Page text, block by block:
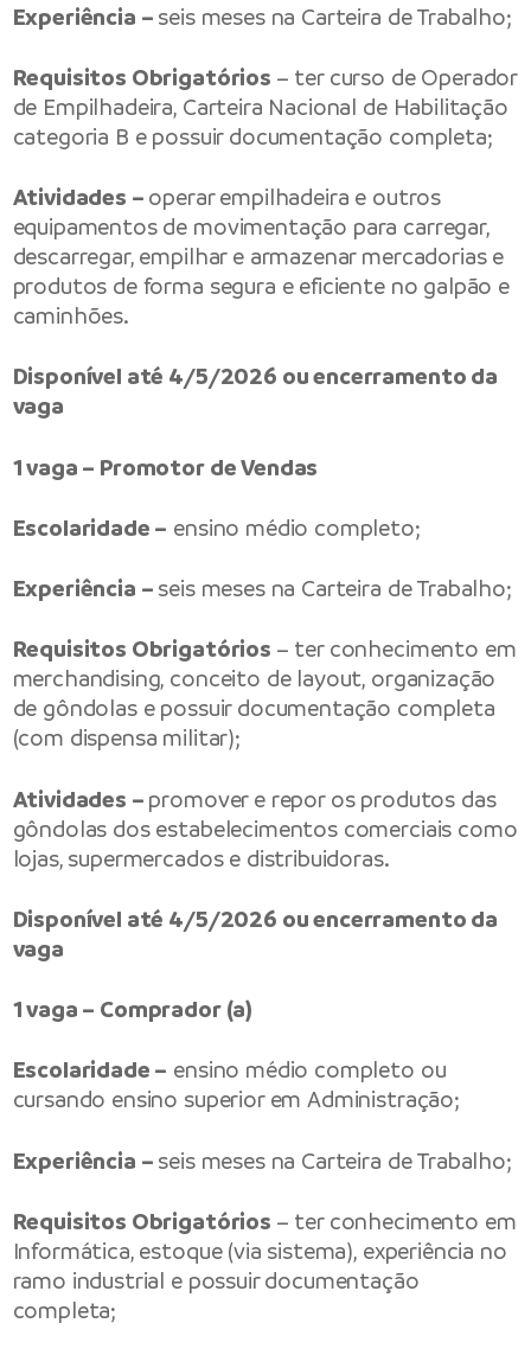
Experiência – seis meses na Carteira de Trabalho;
Requisitos Obrigatórios – ter curso de Operador
de Empilhadeira, Carteira Nacional de Habilitação
categoria B e possuir documentação completa;
Atividades – operar empilhadeira e outros
equipamentos de movimentação para carregar,
descarregar, empilhar e armazenar mercadorias e
produtos de forma segura e eficiente no galpão e
caminhões.
Disponível até 4/5/2026 ou encerramento da
vaga
1 vaga – Promotor de Vendas
Escolaridade – ensino médio completo;
Experiência – seis meses na Carteira de Trabalho;
Requisitos Obrigatórios – ter conhecimento em
merchandising, conceito de layout, organização
de gôndolas e possuir documentação completa
(com dispensa militar);
Atividades – promover e repor os produtos das
gôndolas dos estabelecimentos comerciais como
lojas, supermercados e distribuidoras.
Disponível até 4/5/2026 ou encerramento da
vaga
1 vaga – Comprador (a)
Escolaridade – ensino médio completo ou
cursando ensino superior em Administração;
Experiência – seis meses na Carteira de Trabalho;
Requisitos Obrigatórios – ter conhecimento em
Informática, estoque (via sistema), experiência no
ramo industrial e possuir documentação
completa;